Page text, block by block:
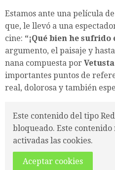
Estamos ante una película
que, le llevó a una
cine: “¡Qué bien he
argumento, el paisaje y
nana compuesta por
importantes puntos de
real, dolorosa y también
Este contenido del tipo
bloqueado. Este
activadas las cookies.
Aceptar cookies